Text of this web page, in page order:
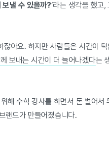
보낼 수 있을까?’라는 생각을 했고
아요. 하지만 사람들은 시간이
보내는 시간이 더 늘어나겠다는
해 수학 강사를 하면서 돈 벌어서
랜드가 만들어졌습니다.